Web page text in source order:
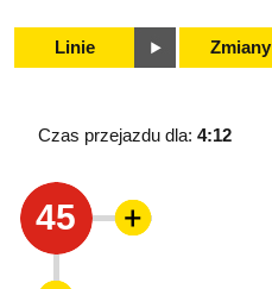
Linie Zmiany
Czas przejazdu dla: 4:12
45